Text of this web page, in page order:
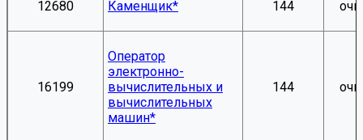
12680 Каменщик* 144
16199
Оператор
электронно-
вычислительных и
вычислительных
машин*
144